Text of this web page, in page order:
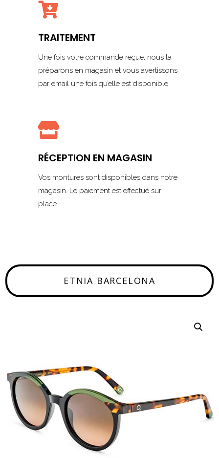

TRAITEMENT
Une fois votre commande reçue, nous la
préparons en magasin et vous avertissons
par email une fois qu’elle est disponible.

RÉCEPTION EN MAGASIN
Vos montures sont disponibles dans notre
magasin. Le paiement est effectué sur
place.
ETNIA BARCELONA